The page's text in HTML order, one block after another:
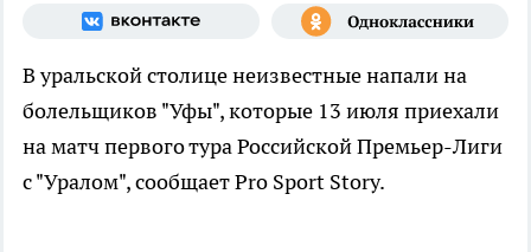
В уральской столице неизвестные напали на
болельщиков "Уфы", которые 13 июля приехали
на матч первого тура Российской Премьер-Лиги
с "Уралом", сообщает Pro Sport Story.